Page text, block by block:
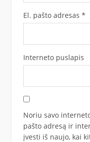
El. pašto adresas *
Interneto puslapis
Noriu savo
pašto adresą ir
įvesti iš naujo, kai